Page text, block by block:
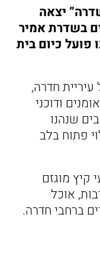
יצאה
בשדרת אמיר
פועל כיום בית
חדרה,
ודוכני
שנהנו
פתוח בלב
קיץ מוגזם
אוכל
ברחבי חדרה.